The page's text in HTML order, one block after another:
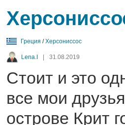
Греция /Херсониссос
Lena.I 31.08.2019
Стоит и это
все мои
острове Крит